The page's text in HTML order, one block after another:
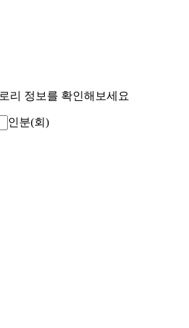
리 정보를 확인해보세요
인분(회)